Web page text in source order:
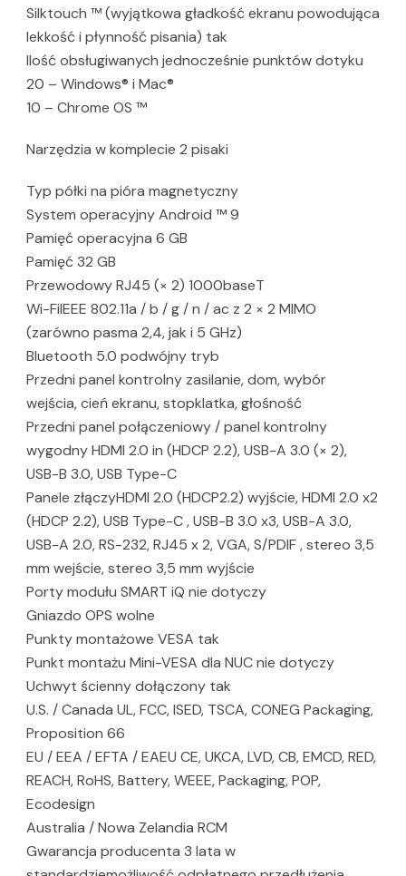
Silktouch ™ (wyjątkowa gładkość ekranu powodująca
lekkość i płynność pisania) tak
Ilość obsługiwanych jednocześnie punktów dotyku
20 – Windows® i Mac®
10 – Chrome OS ™
Narzędzia w komplecie 2 pisaki
Typ półki na pióra magnetyczny
System operacyjny Android ™ 9
Pamięć operacyjna 6 GB
Pamięć 32 GB
Przewodowy RJ45 (× 2) 1000baseT
Wi-FiIEEE 802.11a / b / g / n / ac z 2 × 2 MIMO
(zarówno pasma 2,4, jak i 5 GHz)
Bluetooth 5.0 podwójny tryb
Przedni panel kontrolny zasilanie, dom, wybór
wejścia, cień ekranu, stopklatka, głośność
Przedni panel połączeniowy / panel kontrolny
wygodny HDMI 2.0 in (HDCP 2.2), USB-A 3.0 (× 2),
USB-B 3.0, USB Type-C
Panele złączyHDMI 2.0 (HDCP2.2) wyjście, HDMI 2.0 x2
(HDCP 2.2), USB Type-C , USB-B 3.0 x3, USB-A 3.0,
USB-A 2.0, RS-232, RJ45 x 2, VGA, S/PDIF , stereo 3,5
mm wejście, stereo 3,5 mm wyjście
Porty modułu SMART iQ nie dotyczy
Gniazdo OPS wolne
Punkty montażowe VESA tak
Punkt montażu Mini-VESA dla NUC nie dotyczy
Uchwyt ścienny dołączony tak
U.S. / Canada UL, FCC, ISED, TSCA, CONEG Packaging,
Proposition 66
EU / EEA / EFTA / EAEU CE, UKCA, LVD, CB, EMCD, RED,
REACH, RoHS, Battery, WEEE, Packaging, POP,
Ecodesign
Australia / Nowa Zelandia RCM
Gwarancja producenta 3 lata w